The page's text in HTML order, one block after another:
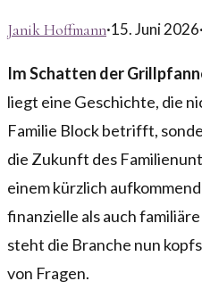
Janik Hoffmann·15. Juni 2026·
Im Schatten der
liegt eine Geschichte, die
Familie Block betrifft,
die Zukunft des
einem kürzlich
finanzielle als auch
steht die Branche nun
von Fragen.